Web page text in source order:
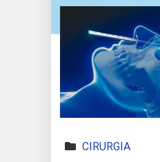
CIRURGIA